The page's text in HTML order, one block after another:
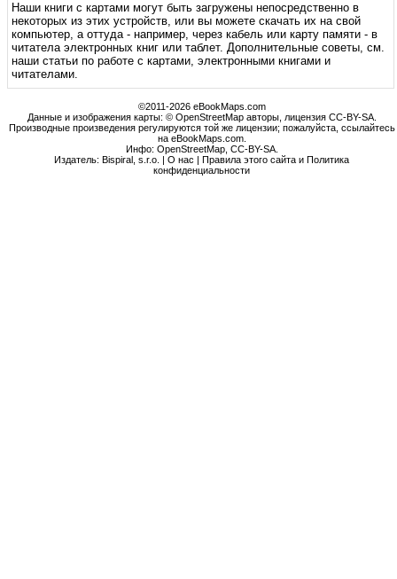
Наши книги с картами могут быть загружены непосредственно в
некоторых из этих устройств, или вы можете скачать их на свой
компьютер, а оттуда - например, через кабель или карту памяти - в
читатела электронных книг или таблет. Дополнительные советы, см.
наши статьи по работе с картами, электронными книгами и
читателами.
©2011-2026 eBookMaps.com
Данные и изображения карты: © OpenStreetMap авторы, лицензия CC-BY-SA.
Производные произведения регулируются той же лицензии; пожалуйста, ссылайтесь
на eBookMaps.com.
Инфо: OpenStreetMap, CC-BY-SA.
Издатель: Bispiral, s.r.o. |О нас |Правила этого сайта и Политика
конфиденциальности